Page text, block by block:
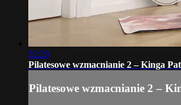
32:29
Pilatesowe wzmacnianie 2 – Kinga
Pilatesowe wzmacnianie 2 –